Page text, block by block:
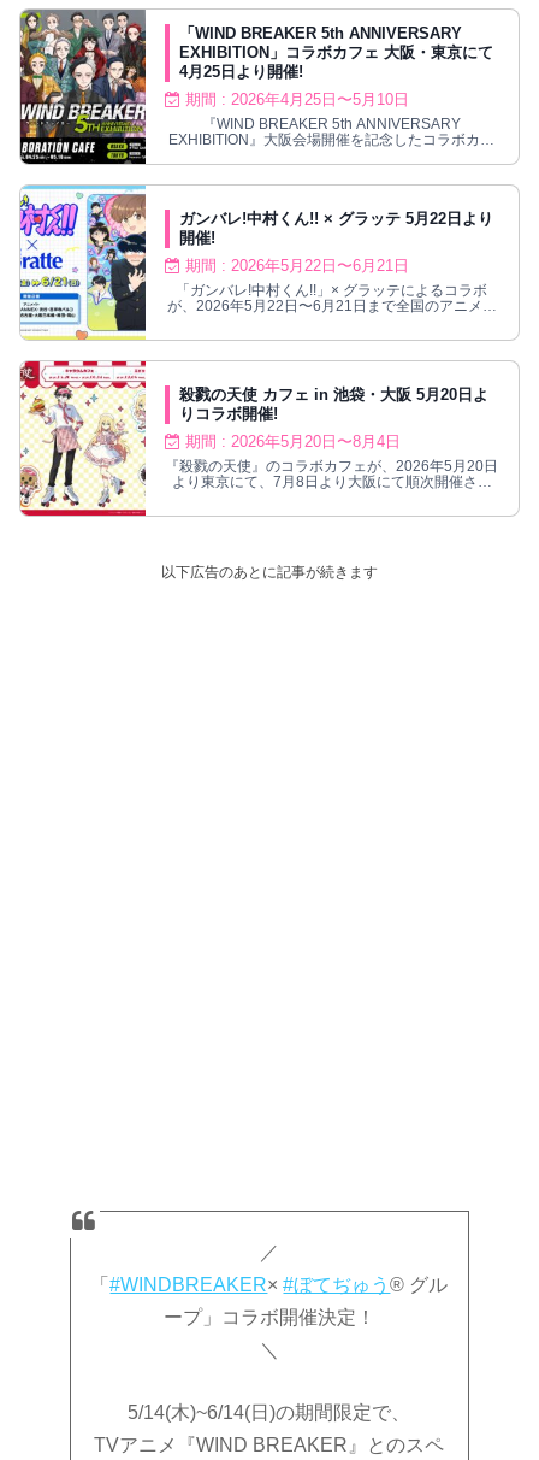
「WIND BREAKER 5th ANNIVERSARY
EXHIBITION」コラボカフェ 大阪・東京にて
4月25日より開催!
期間 : 2026年4月25日〜5月10日
『WIND BREAKER 5th ANNIVERSARY
EXHIBITION』大阪会場開催を記念したコラボカフ
ーやカフェ限定ノベルティも登場。
ガンバレ!中村くん!! × グラッテ 5月22日より
開催!
期間 : 2026年5月22日〜6月21日
「ガンバレ!中村くん!!」× グラッテによるコラボ
が、2026年5月22日〜6月21日まで全国のアニメイ
殺戮の天使 カフェ in 池袋・大阪 5月20日よ
りコラボ開催!
期間 : 2026年5月20日〜8月4日
『殺戮の天使』のコラボカフェが、2026年5月20日
より東京にて、7月8日より大阪にて順次開催され
以下広告のあとに記事が続きます
／
「#WINDBREAKER×#ぼてぢゅう® グル
ープ」コラボ開催決定！
＼
5/14(木)~6/14(日)の期間限定で、
TVアニメ『WIND BREAKER』とのスペ